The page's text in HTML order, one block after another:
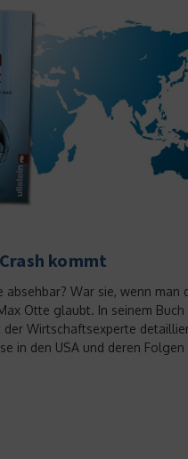
kommt
War sie, wenn man
Otte glaubt. In seinem Buch
der Wirtschaftsexperte
in den USA und deren